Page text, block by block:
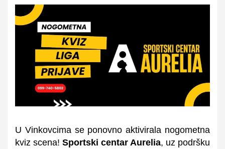
U Vinkovcima se ponovno aktivirala nogometna
kviz scena! Sportski centar Aurelia, uz podršku